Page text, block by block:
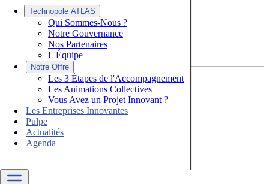
Technopole ATLAS
Qui Sommes-Nous ?
Notre Gouvernance
Nos Partenaires
L'Équipe
|
Notre Offre
Les 3 Étapes de l'Accompagnement
Les Animations Collectives
Vous Avez un Projet Innovant ?
|Les Entreprises Innovantes
|Pulpe
|Actualités
|Agenda